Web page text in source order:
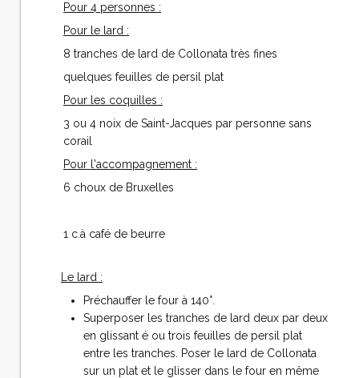
Pour 4 personnes :
Pour le lard :
8 tranches de lard de Collonata très fines
quelques feuilles de persil plat
Pour les coquilles :
3 ou 4 noix de Saint-Jacques par personne sans
corail
Pour l'accompagnement :
6 choux de Bruxelles
1 c.à café de beurre
Le lard :
Préchauffer le four à 140°.
Superposer les tranches de lard deux par deux
en glissant é ou trois feuilles de persil plat
entre les tranches. Poser le lard de Collonata
sur un plat et le glisser dans le four en même